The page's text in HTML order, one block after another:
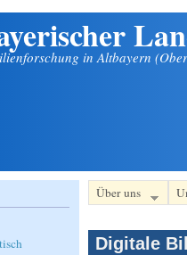
in Altbayern
Über uns
Digitale